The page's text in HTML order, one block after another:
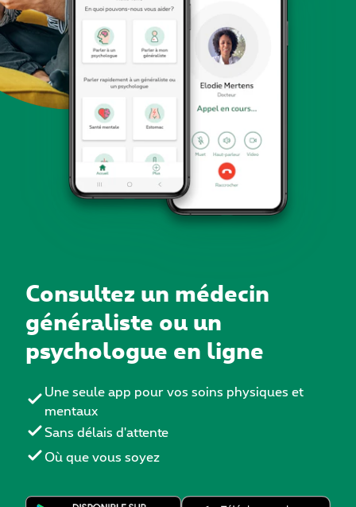
Consultez un médecin
généraliste ou un
psychologue en ligne
Une seule app pour vos soins physiques et
mentaux
Sans délais d'attente
Où que vous soyez